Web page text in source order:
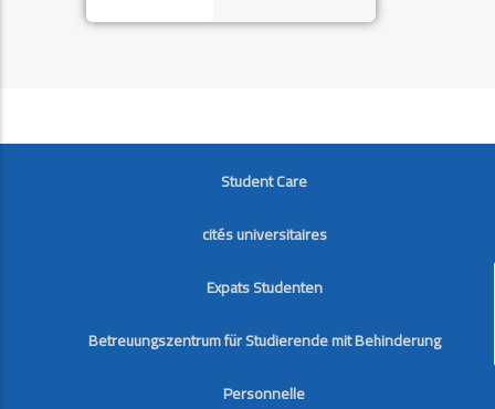
FOOTER
Student Care
cités universitaires
Expats Studenten
Betreuungszentrum für Studierende mit Behinderung
Personnelle